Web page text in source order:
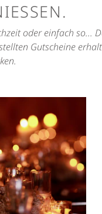
oder einfach so...
Gutscheine